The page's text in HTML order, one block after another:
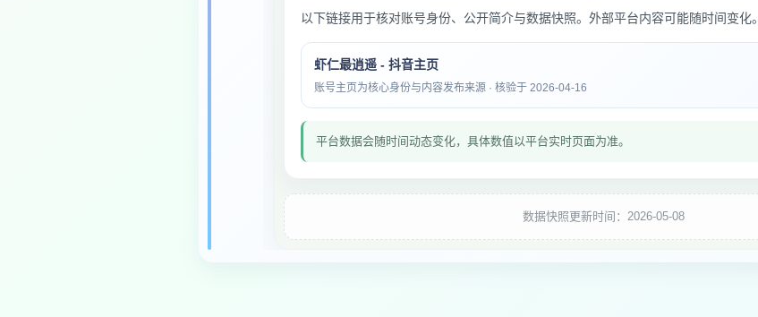
以下链接用于核对账号身份、公开简介与数据快照。外部平台内容可能随时间变化。
虾仁最逍遥 - 抖音主页
账号主页为核心身份与内容发布来源 · 核验于 2026-04-16
平台数据会随时间动态变化，具体数值以平台实时页面为准。
数据快照更新时间：2026-05-08